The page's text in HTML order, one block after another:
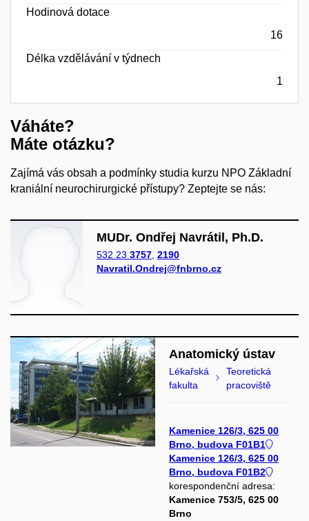
Hodinová dotace
16
Délka vzdělávání v týdnech
1
Váháte?
Máte otázku?
Zajímá vás obsah a podmínky studia kurzu NPO Základní
kraniální neurochirurgické přístupy? Zeptejte se nás:
MUDr. Ondřej Navrátil, Ph.D.
532 23 3757, 2190
Navratil.Ondrej@fnbrno.cz
Anatomický ústav
Lékařská
fakulta
Teoretická
pracoviště
Kamenice 126/3, 625 00
Brno, budova F01B1
Kamenice 126/3, 625 00
Brno, budova F01B2
korespondenční adresa:
Kamenice 753/5, 625 00
Brno